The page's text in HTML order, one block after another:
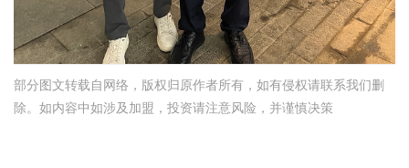
部分图文转载自网络，版权归原作者所有，如有侵权请联系我们删
除。如内容中如涉及加盟，投资请注意风险，并谨慎决策